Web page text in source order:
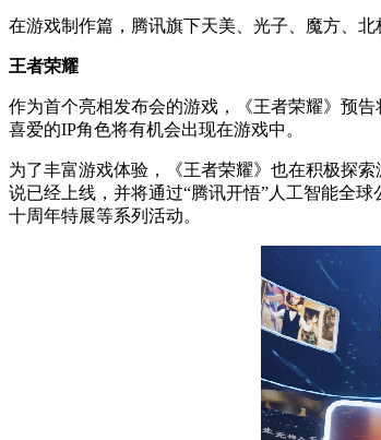
在游戏制作篇，腾讯旗下天美、光子、魔方、
王者荣耀
作为首个亮相发布会的游戏，《王者荣耀》预
喜爱的IP角色将有机会出现在游戏中。
为了丰富游戏体验，《王者荣耀》也在积极探
说已经上线，并将通过“腾讯开悟”人工智能全
十周年特展等系列活动。